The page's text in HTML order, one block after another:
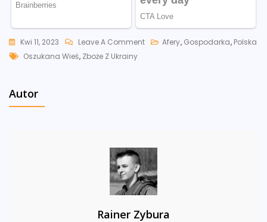
Kwi 11, 2023 Leave A CommentOn
Ukrainy.
Sprawą
Zajęła
Się
Prokuratura
Afery, Gospodarka, Polska
Tags
Oszukana Wieś, Zboże Z Ukrainy
Autor
Rainer Zybura